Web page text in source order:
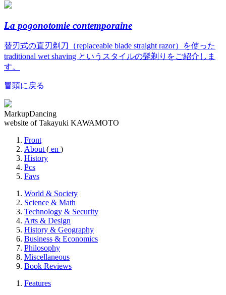
La pogonotomie contemporaine
替刃式の直刃剃刀（replaceable blade straight razor）を使った
traditional wet shaving というスタイルの髭剃りをご紹介しま
す。
冒頭に戻る
MarkupDancing
website of Takayuki KAWAMOTO
Front
About ( en )
History
Pcs
Favs
World & Society
Science & Math
Technology & Security
Arts & Design
History & Geography
Business & Economics
Philosophy
Miscellaneous
Book Reviews
Features